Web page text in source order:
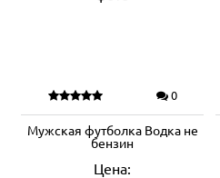
0
Мужская футболка Водка не
бензин
Цена: